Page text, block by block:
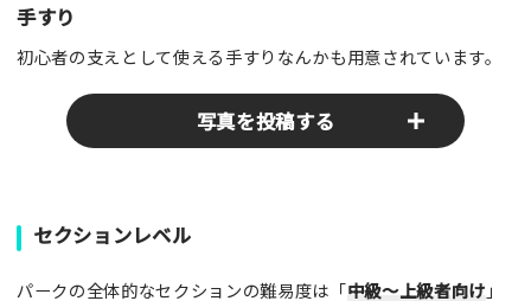
手すり
初心者の支えとして使える手すりなんかも用意されています。
写真を投稿する
パークやスポットの写真をぜひお送りください！あなたの写真
がみんなの参考となります！
セクションレベル
パークの全体的なセクションの難易度は「中級～上級者向け 」